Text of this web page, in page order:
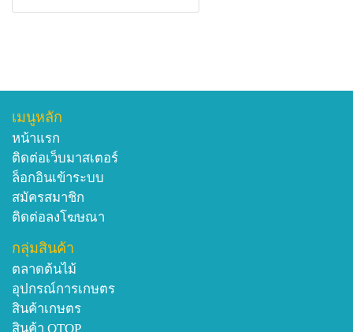
เมนูหลัก
หน้าแรก
ติดต่อเว็บมาสเตอร์
ล็อกอินเข้าระบบ
สมัครสมาชิก
ติดต่อลงโฆษณา
กลุ่มสินค้า
ตลาดต้นไม้
อุปกรณ์การเกษตร
สินค้าเกษตร
สินค้า OTOP